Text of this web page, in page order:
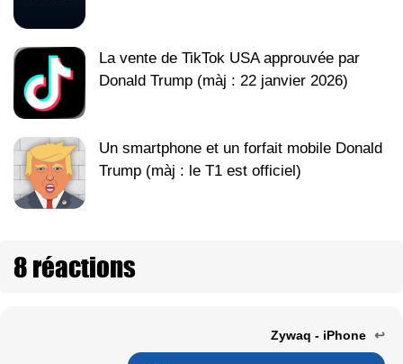
La vente de TikTok USA approuvée par
Donald Trump (màj : 22 janvier 2026)
Un smartphone et un forfait mobile Donald
Trump (màj : le T1 est officiel)
8 réactions
Zywaq - iPhone ↩